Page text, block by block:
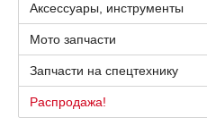
Аксессуары, инструменты
Мото запчасти
Запчасти на спецтехнику
Распродажа!